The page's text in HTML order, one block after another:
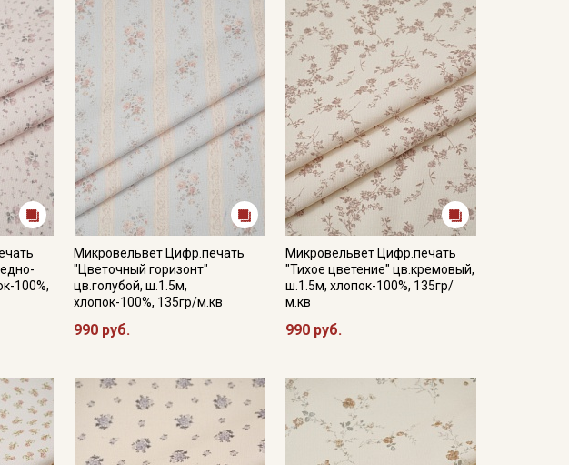
от оригинального цвета ткани в зависимости от настроек вашего
100%,
Микровельвет Цифр.печать
"Цветочный горизонт"
цв.голубой, ш.1.5м,
хлопок-100%, 135гр/м.кв
990 руб.
Микровельвет Цифр.печать
"Тихое цветение" цв.кремовый,
ш.1.5м, хлопок-100%, 135гр/
м.кв
990 руб.
от